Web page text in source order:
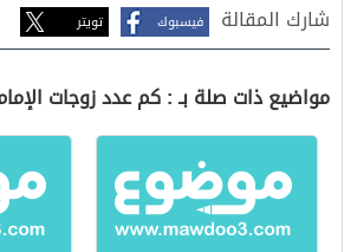
شارك المقالة فيسبوك تويتر
مواضيع ذات صلة بـ : كم عدد زوجات